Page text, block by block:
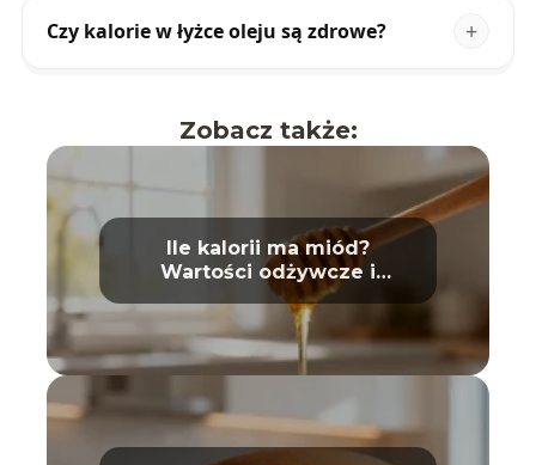
Czy kalorie w łyżce oleju są zdrowe?
Zobacz także:
Ile kalorii ma miód?
Wartości odżywcze i
właściwości